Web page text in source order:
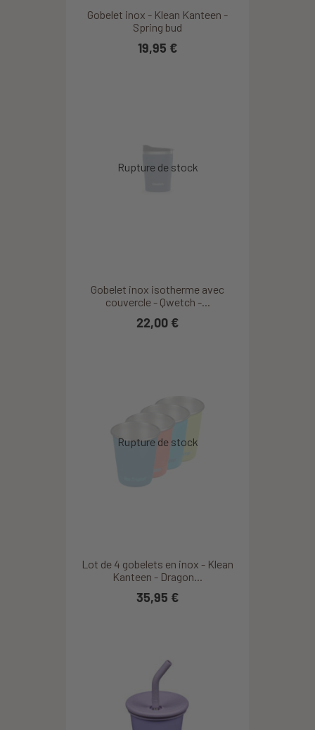
Gobelet inox - Klean Kanteen -
Spring bud
19,95 €
Gobelet inox isotherme avec
couvercle - Qwetch -...
22,00 €
Lot de 4 gobelets en inox - Klean
Kanteen - Dragon...
35,95 €